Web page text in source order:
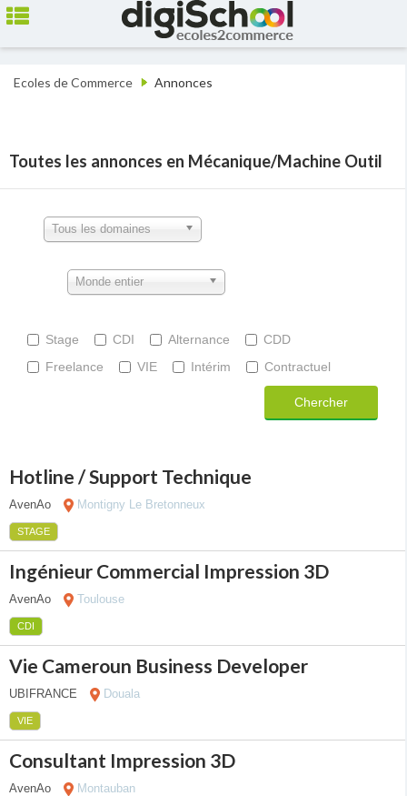
Ecoles de Commerce Annonces
Toutes les annonces en Mécanique/Machine Outil
Tous les domaines
Monde entier
Stage CDI Alternance
CDD
Freelance
VIE Intérim Contractuel
Chercher
Hotline / Support Technique
AvenAo Montigny Le Bretonneux
STAGE
Ingénieur Commercial Impression 3D
AvenAo Toulouse
CDI
Vie Cameroun Business Developer
UBIFRANCE Douala
VIE
Consultant Impression 3D
AvenAo Montauban